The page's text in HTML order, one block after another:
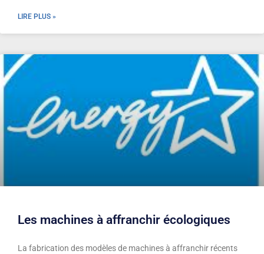
LIRE PLUS »
Les machines à affranchir écologiques
La fabrication des modèles de machines à affranchir récents